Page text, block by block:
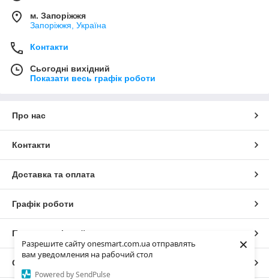
Разрешите сайту onesmart.com.ua отправлять
вам уведомления на рабочий стол
Powered by SendPulse
×
м. Запоріжжя
Запоріжжя, Україна
Контакти
Сьогодні вихідний
Показати весь графік роботи
Про нас
Контакти
Доставка та оплата
Графік роботи
Повна версія сайту
Сайт створено на маркетплейсі